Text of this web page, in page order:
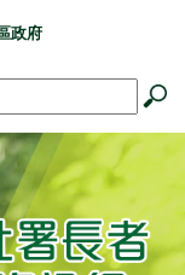
政府